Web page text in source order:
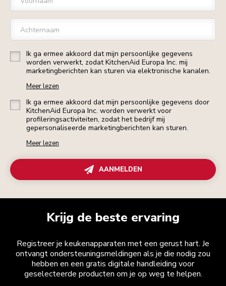
Achternaam
Ik ga ermee akkoord dat mijn persoonlijke gegevens
worden verwerkt, zodat KitchenAid Europa Inc. mij
marketingberichten kan sturen via elektronische kanalen.
Meer lezen
Ik ga ermee akkoord dat mijn persoonlijke gegevens door
KitchenAid Europa Inc. worden verwerkt voor
profileringsactiviteiten, zodat het bedrijf mij
gepersonaliseerde marketingberichten kan sturen.
Meer lezen
AANMELDEN
Krijg de beste ervaring
Registreer je keukenapparaten met een gerust hart. Je
ontvangt ondersteuningsmeldingen als je die nodig zou
hebben en een gratis digitale handleiding voor
geselecteerde producten om je op weg te helpen.